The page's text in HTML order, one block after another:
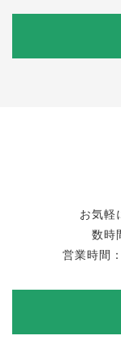
お気軽
数時
営業時間